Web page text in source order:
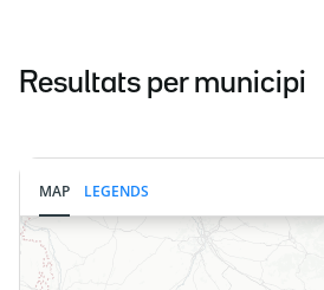
Resultats per municipi